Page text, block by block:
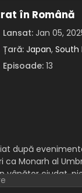
în Română
Lansat:Jan 05,
Țară: Japan, South
Episoade:13
după
Monarh al
vânător ciudat,
iminentă.